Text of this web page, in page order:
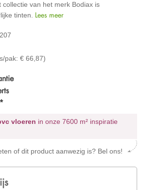
collectie van het merk Bodiax is
tinten. Lees meer
pak: € 66,87)
vloeren in onze 7600 m² inspiratie
of dit product aanwezig is? Bel ons!